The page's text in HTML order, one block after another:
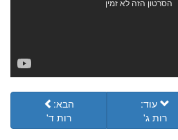
עוד:
רות ג'
הבא:
רות ד'